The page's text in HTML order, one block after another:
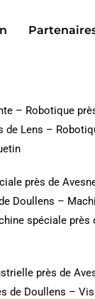
– Robotique
de Lens –
près de
Doullens –
spéciale près
près de
de Doullens –